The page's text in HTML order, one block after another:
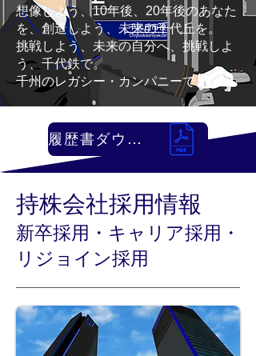
想像しよう、10年後、20年後のあなた
を、創造しよう、未来の千代丘を。
​挑戦しよう、未来の自分へ、挑戦しよ
う、千代鉄で。
千州のレガシー・カンパニーで。
履歴書ダウンロード
持株会社採用情報
新卒採用・キャリア採用・
リジョイン採用